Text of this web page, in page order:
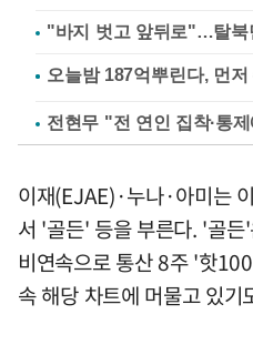
"바지 벗고 앞뒤로"…탈북
전현무 "전 연인 집착·통
이재(EJAE)·누나·아미는
서 '골든' 등을 부른다. '골
비연속으로 통산 8주 '핫
속 해당 차트에 머물고 있기